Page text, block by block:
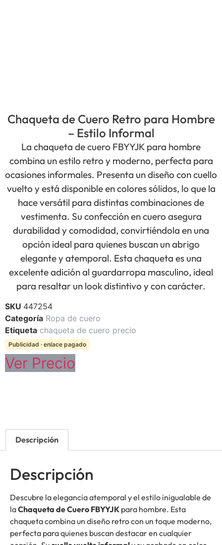
Chaqueta de Cuero Retro para Hombre
– Estilo Informal
La chaqueta de cuero FBYYJK para hombre
combina un estilo retro y moderno, perfecta para
ocasiones informales. Presenta un diseño con cuello
vuelto y está disponible en colores sólidos, lo que la
hace versátil para distintas combinaciones de
vestimenta. Su confección en cuero asegura
durabilidad y comodidad, convirtiéndola en una
opción ideal para quienes buscan un abrigo
elegante y atemporal. Esta chaqueta es una
excelente adición al guardarropa masculino, ideal
para resaltar un look distintivo y con carácter.
SKU 447254
Categoría Ropa de cuero
Etiqueta chaqueta de cuero precio
Publicidad · enlace pagado
Ver Precio
Descripción
Descripción
Descubre la elegancia atemporal y el estilo inigualable de
laChaqueta de Cuero FBYYJK para hombre. Esta
chaqueta combina un diseño retro con un toque moderno,
perfecta para quienes buscan destacar en cualquier